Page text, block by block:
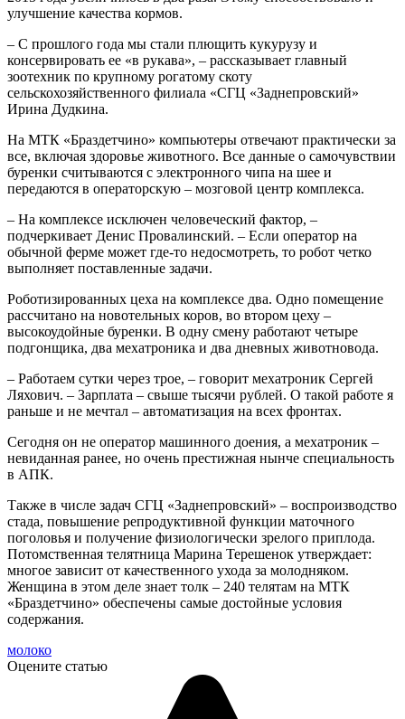
улучшение качества кормов.
– С прошлого года мы стали плющить кукурузу и
консервировать ее «в рукава», – рассказывает главный
зоотехник по крупному рогатому скоту
сельскохозяйственного филиала «СГЦ «Заднепровский»
Ирина Дудкина.
На МТК «Браздетчино» компьютеры отвечают практически за
все, включая здоровье животного. Все данные о самочувствии
буренки считываются с электронного чипа на шее и
передаются в операторскую – мозговой центр комплекса.
– На комплексе исключен человеческий фактор, –
подчеркивает Денис Провалинский. – Если оператор на
обычной ферме может где-то недосмотреть, то робот четко
выполняет поставленные задачи.
Роботизированных цеха на комплексе два. Одно помещение
рассчитано на новотельных коров, во втором цеху –
высокоудойные буренки. В одну смену работают четыре
подгонщика, два мехатроника и два дневных животновода.
– Работаем сутки через трое, – говорит мехатроник Сергей
Ляхович. – Зарплата – свыше тысячи рублей. О такой работе я
раньше и не мечтал – автоматизация на всех фронтах.
Сегодня он не оператор машинного доения, а мехатроник –
невиданная ранее, но очень престижная нынче специальность
в АПК.
Также в числе задач СГЦ «Заднепровский» – воспроизводство
стада, повышение репродуктивной функции маточного
поголовья и получение физиологически зрелого приплода.
Потомственная телятница Марина Терешенок утверждает:
многое зависит от качественного ухода за молодняком.
Женщина в этом деле знает толк – 240 телятам на МТК
«Браздетчино» обеспечены самые достойные условия
содержания.
молоко
Оцените статью